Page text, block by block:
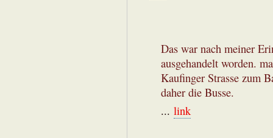
Das war nach meiner
ausgehandelt worden.
Kaufinger Strasse zum
daher die Busse.
... link